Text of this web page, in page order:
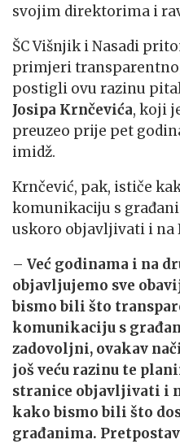
svojim direktorima i
ŠC Višnjik i Nasadi
primjeri
postigli ovu razinu
Josipa Krnčevića, koji
preuzeo prije pet
imidž.
Krnčević, pak, ističe
komunikaciju s
uskoro objavljivati i na
– Već godinama i na
objavljujemo sve
bismo bili što
komunikaciju s
zadovoljni, ovakav
još veću razinu te
stranice objavljivati i
kako bismo bili što
građanima.